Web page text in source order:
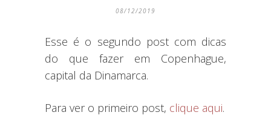
08/12/2019
Esse é o segundo post com dicas
do que fazer em Copenhague,
capital da Dinamarca.
Para ver o primeiro post, clique aqui.